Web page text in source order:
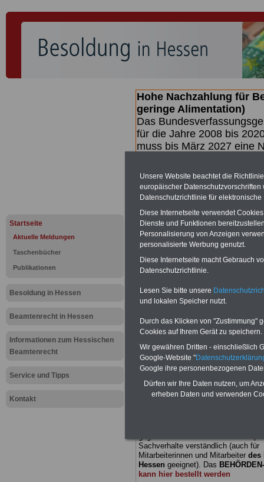
Startseite
Aktuelle Meldungen
Taschenbücher
Publikationen
Besoldung in Hessen
Beamtenrecht in Hessen
Informationen zum Hessischen
Beamtenrecht
Service und Tipps
Kontakt
Hohe Nachzahlung für
geringe Alimentation)
Das
für die Jahre 2008 bis
muss bis März 2027 eine
(Beamte &
geben (Medienberichten
mind.3.000 und 13.000
hierzu eine Broschüre
des Gesetzentwurfs der
(wahrscheinlich im
Broschüre.
Meldung
BEHÖRDEN-ABO
mit drei
25,00 Euro: Wissenswertes für
Sachverhalte verständlich (auch für
Mitarbeiterinnen und Mitarbeiter des
Hessen geeignet). Das
kann hier bestellt werden
Unsere Website beachtet die
europäischer
Datenschutzrichtlinie für
Diese Internetseite verwendet
Dienste und Funktionen
Personalisierung von Anzeigen
personalisierte Werbung genutzt.
Diese Internetseite macht Gebrauch
Datenschutzrichtlinie.
Lesen Sie bitte unsere
und lokalen Speicher nutzt.
Durch das Klicken von "Zustimmung"
Cookies auf Ihrem Gerät zu speichern.
Wir gewähren Dritten - einschließlich
Google-Website "
Google ihre personenbezogenen
Dürfen wir Ihre Daten nutzen, um
erheben Daten und verwenden